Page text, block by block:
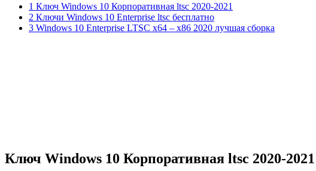
1 Ключ Windows 10 Корпоративная ltsc 2020-2021
2 Ключи Windows 10 Enterprise ltsc бесплатно
3 Windows 10 Enterprise LTSC x64 – x86 2020 лучшая сборка
Ключ Windows 10 Корпоративная ltsc 2020-2021